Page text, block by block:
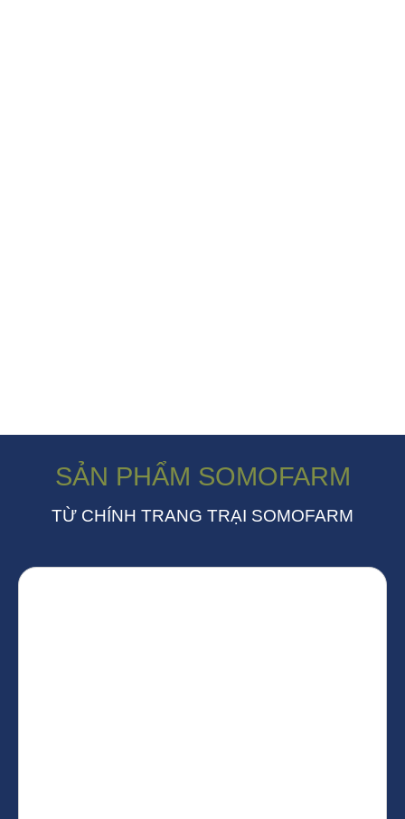
SẢN PHẨM SOMOFARM
TỪ CHÍNH TRANG TRẠI SOMOFARM